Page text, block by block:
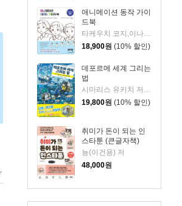
애니메이션 동작 가이
드북
타케우치 코지,이나무라 타케시,후야마 타루토 저/김재훈 역
18,900원 (10% 할인)
데포르메 세계 그리는
법
19,800원 (10% 할인)
취미가 돈이 되는 인
스타툰 (큰글자책)
뇽(이건용) 저
48,000원